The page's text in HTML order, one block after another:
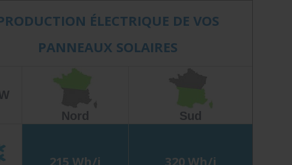
ÉLECTRIQUE DE VOS
PANNEAUX SOLAIRES
Nord
Sud